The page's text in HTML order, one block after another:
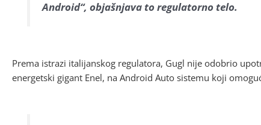
Android“, objašnjava to regulatorno telo.
Prema istrazi italijanskog regulatora, Gugl nije odobrio
energetski gigant Enel, na Android Auto sistemu koji